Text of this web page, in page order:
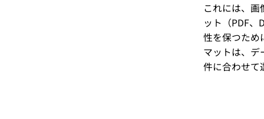
これには、画
ット（PDF
性を保つため
マットは、デ
件に合わせて